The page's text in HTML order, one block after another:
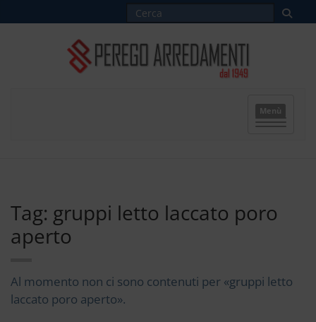
Menù
Tag: gruppi letto laccato poro
aperto
Al momento non ci sono contenuti per «gruppi letto
laccato poro aperto».